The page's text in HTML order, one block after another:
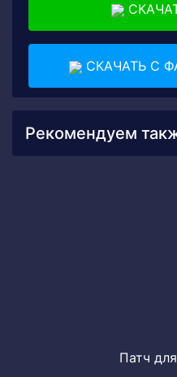
СКАЧАТЬ С
Рекомендуем
Патч